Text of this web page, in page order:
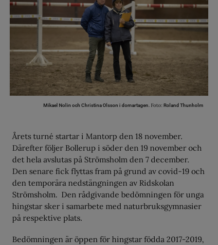
Mikael Nolin och Christina Olsson i domartagen. Foto: Roland Thunholm
Årets turné startar i Mantorp den 18 november.
Därefter följer Bollerup i söder den 19 november och
det hela avslutas på Strömsholm den 7 december.
Den senare fick flyttas fram på grund av covid-19 och
den temporära nedstängningen av Ridskolan
Strömsholm. Den rådgivande bedömningen för unga
hingstar sker i samarbete med naturbruksgymnasier
på respektive plats.
Bedömningen är öppen för hingstar födda 2017-2019,